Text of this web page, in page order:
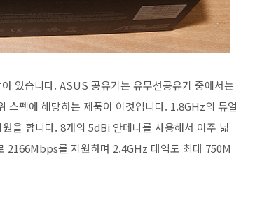
있습니다. ASUS 공유기는 유무선공유기 중에서는
스펙에 해당하는 제품이 이것입니다. 1.8GHz의 듀얼
을 합니다. 8개의 5dBi 안테나를 사용해서 아주 넓
2166Mbps를 지원하며 2.4GHz 대역도 최대 750M